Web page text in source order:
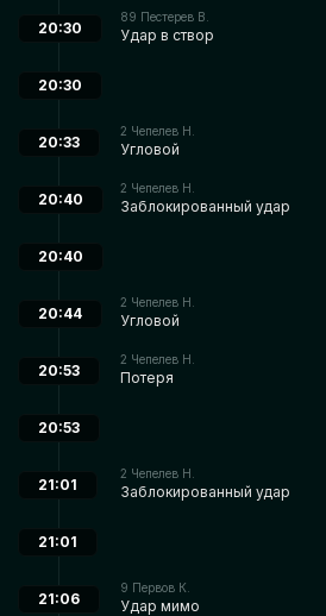
89 Пестерев В.
Удар в створ
20:30
20:30
2 Чепелев Н.
Угловой
20:33
2 Чепелев Н.
Заблокированный удар
20:40
20:40
2 Чепелев Н.
Угловой
20:44
2 Чепелев Н.
Потеря
20:53
20:53
2 Чепелев Н.
Заблокированный удар
21:01
21:01
9 Первов К.
Удар мимо
21:06